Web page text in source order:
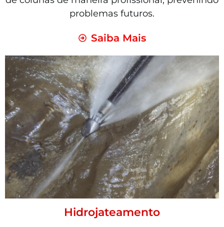
problemas futuros.
Saiba Mais
Hidrojateamento